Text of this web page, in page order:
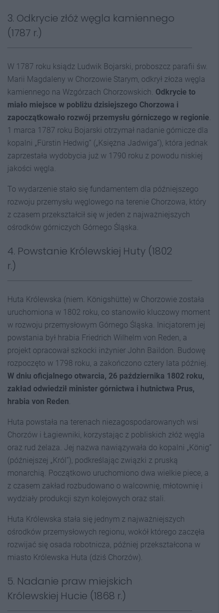
3. Odkrycie złóż węgla kamiennego
(1787 r.)
W 1787 roku ksiądz Ludwik Bojarski, proboszcz parafii św.
Marii Magdaleny w Chorzowie Starym, odkrył złoża węgla
kamiennego na Wzgórzach Chorzowskich. Odkrycie to
miało miejsce w pobliżu dzisiejszego Chorzowa i
zapoczątkowało rozwój przemysłu górniczego w regionie
1 marca 1787 roku Bojarski otrzymał nadanie górnicze dla
kopalni „Fürstin Hedwig” („Księżna Jadwiga”), która jednak
zaprzestała wydobycia już w 1790 roku z powodu niskiej
jakości węgla.
To wydarzenie stało się fundamentem dla późniejszego
rozwoju przemysłu węglowego na terenie Chorzowa, który
z czasem przekształcił się w jeden z najważniejszych
ośrodków górniczych Górnego Śląska.
4. Powstanie Królewskiej Huty (1802
r.)
Huta Królewska (niem. Königshütte) w Chorzowie została
uruchomiona w 1802 roku, co stanowiło kluczowy moment
w rozwoju przemysłowym Górnego Śląska. Inicjatorem jej
powstania był hrabia Friedrich Wilhelm von Reden, a
projekt opracował szkocki inżynier John Baildon. Budowę
rozpoczęto w 1798 roku, a zakończono cztery lata później.
W dniu oficjalnego otwarcia, 26 października 1802 roku,
zakład odwiedził minister górnictwa i hutnictwa Prus,
hrabia von Reden
Huta powstała na terenach niezagospodarowanych wsi
Chorzów i Łagiewniki, korzystając z pobliskich złóż węgla
oraz rud żelaza. Jej nazwa nawiązywała do kopalni „König”
(późniejszej „Król”), podkreślając związki z pruską
monarchią. Początkowo uruchomiono dwa wielkie piece, a
z czasem zakład rozbudowano o walcownię, młotownię i
wydziały produkcji szyn kolejowych oraz stali.
Huta Królewska stała się jednym z najważniejszych
ośrodków przemysłowych regionu, wokół którego zaczęła
rozwijać się osada robotnicza, później przekształcona w
miasto Królewska Huta (dziś Chorzów).
5. Nadanie praw miejskich
Królewskiej Hucie (1868 r.)